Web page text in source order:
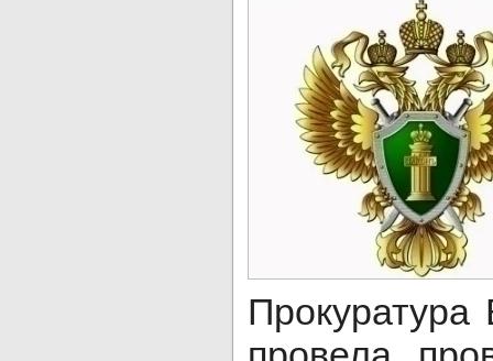
Прокуратура